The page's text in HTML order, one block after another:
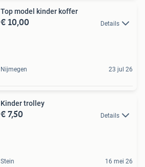
Top model kinder koffer
€ 10,00 Details
Nijmegen 23 jul 26
Kinder trolley
€ 7,50 Details
Stein 16 mei 26